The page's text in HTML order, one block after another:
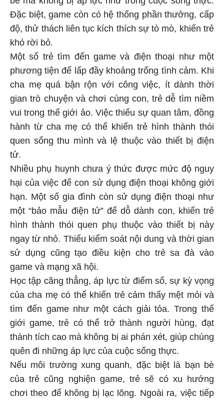
Đặc biệt, game còn có hệ thống phần thưởng, cấp
độ, thử thách liên tục kích thích sự tò mò, khiến trẻ
khó rời bỏ.
Một số trẻ tìm đến game và điện thoại như một
phương tiện để lấp đầy khoảng trống tình cảm. Khi
cha mẹ quá bận rộn với công việc, ít dành thời
gian trò chuyện và chơi cùng con, trẻ dễ tìm niềm
vui trong thế giới ảo. Việc thiếu sự quan tâm, đồng
hành từ cha mẹ có thể khiến trẻ hình thành thói
quen sống thu mình và lệ thuộc vào thiết bị điện
tử.
Nhiều phụ huynh chưa ý thức được mức độ nguy
hại của việc để con sử dụng điện thoại không giới
hạn. Một số gia đình còn sử dụng điện thoại như
một “bảo mẫu điện tử” để dỗ dành con, khiến trẻ
hình thành thói quen phụ thuộc vào thiết bị này
ngay từ nhỏ. Thiếu kiểm soát nội dung và thời gian
sử dụng cũng tạo điều kiện cho trẻ sa đà vào
game và mạng xã hội.
Học tập căng thẳng, áp lực từ điểm số, sự kỳ vọng
của cha mẹ có thể khiến trẻ cảm thấy mệt mỏi và
tìm đến game như một cách giải tỏa. Trong thế
giới game, trẻ có thể trở thành người hùng, đạt
thành tích cao mà không bị ai phán xét, giúp chúng
quên đi những áp lực của cuộc sống thực.
Nếu môi trường xung quanh, đặc biệt là bạn bè
của trẻ cũng nghiện game, trẻ sẽ có xu hướng
chơi theo để không bị lạc lõng. Ngoài ra, việc tiếp